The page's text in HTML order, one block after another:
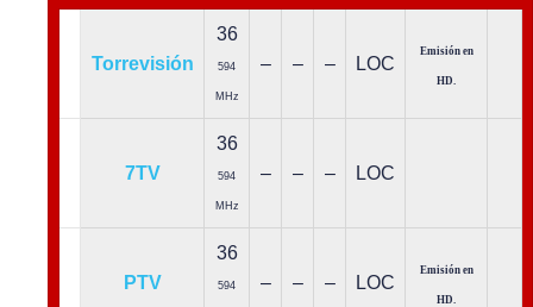
Torrevisión
36
594
MHz
– – – LOC
Emisión en
HD
7TV
36
594
MHz
– – – LOC
PTV
36
594 – – – LOC
Emisión en
HD